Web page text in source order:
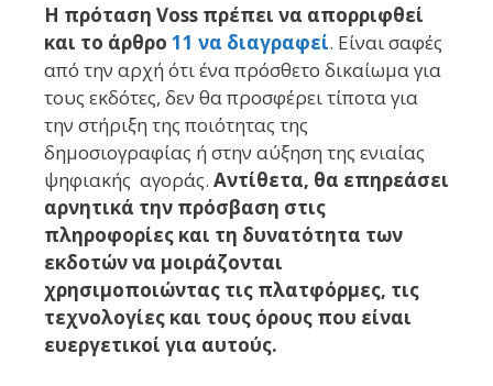
Η πρόταση Voss πρέπει να απορριφθεί
και το άρθρο 11 να διαγραφεί. Είναι σαφές
από την αρχή ότι ένα πρόσθετο δικαίωμα για
τους εκδότες, δεν θα προσφέρει τίποτα για
την στήριξη της ποιότητας της
δημοσιογραφίας ή στην αύξηση της ενιαίας
ψηφιακής αγοράς. Αντίθετα, θα επηρεάσει
αρνητικά την πρόσβαση στις
πληροφορίες και τη δυνατότητα των
εκδοτών να μοιράζονται
χρησιμοποιώντας τις πλατφόρμες, τις
τεχνολογίες και τους όρους που είναι
ευεργετικοί για αυτούς.